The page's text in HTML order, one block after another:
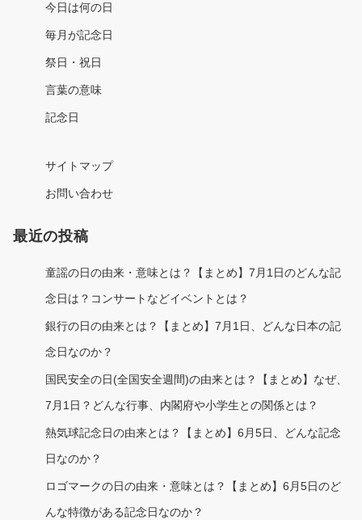
今日は何の日
毎月が記念日
祭日・祝日
言葉の意味
記念日
サイトマップ
お問い合わせ
最近の投稿
童謡の日の由来・意味とは？【まとめ】7月1日のどんな記
念日は？コンサートなどイベントとは？
銀行の日の由来とは？【まとめ】7月1日、どんな日本の記
念日なのか？
国民安全の日(全国安全週間)の由来とは？【まとめ】なぜ、
7月1日？どんな行事、内閣府や小学生との関係とは？
熱気球記念日の由来とは？【まとめ】6月5日、どんな記念
日なのか？
ロゴマークの日の由来・意味とは？【まとめ】6月5日のど
んな特徴がある記念日なのか？